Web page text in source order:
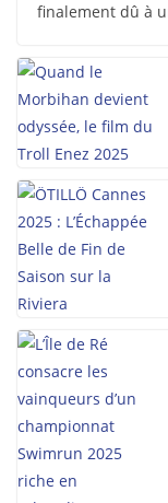
finalement dû à